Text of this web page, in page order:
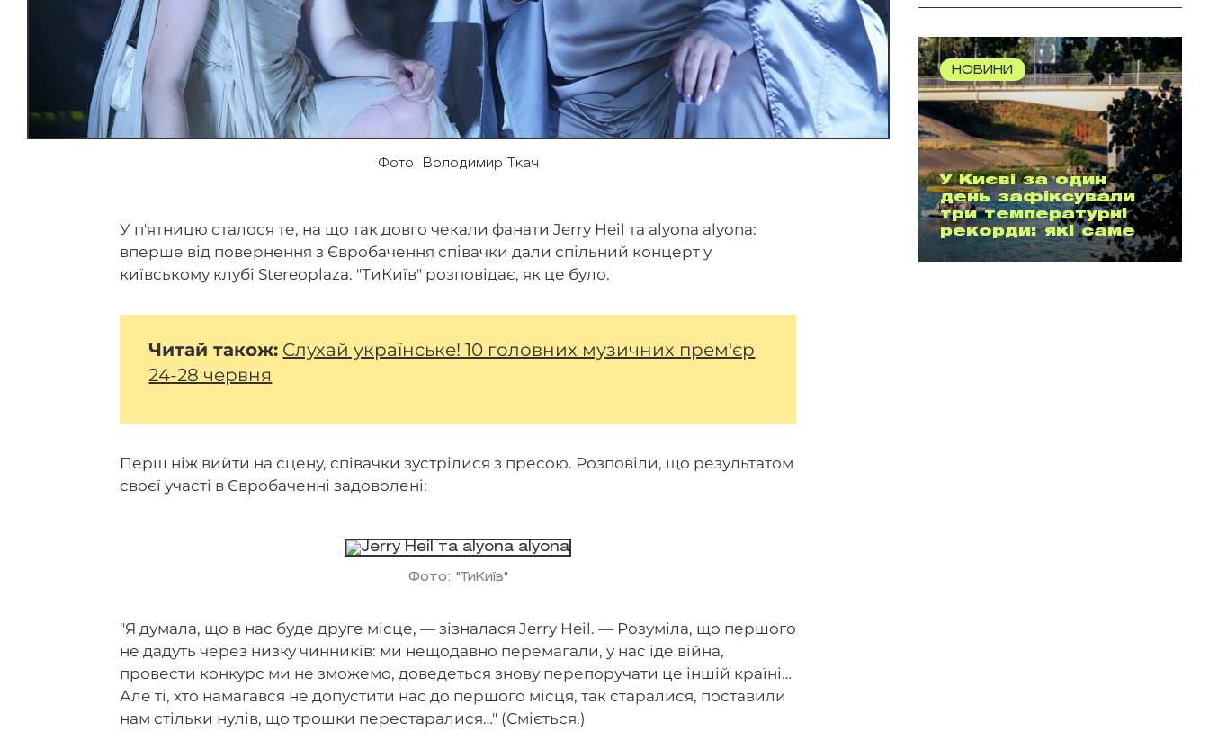
Фото: Володимир Ткач
У п'ятницю сталося те, на що так довго чекали фанати Jerry Heil та alyona alyona:
вперше від повернення з Євробачення співачки дали спільний концерт у
київському клубі Stereoplaza. "ТиКиїв" розповідає, як це було.
Читай також: Слухай українське! 10 головних музичних прем'єр
24-28 червня
Перш ніж вийти на сцену, співачки зустрілися з пресою. Розповіли, що результатом
своєї участі в Євробаченні задоволені:
Фото: "ТиКиїв"
"Я думала, що в нас буде друге місце, — зізналася Jerry Heil. — Розуміла, що першого
не дадуть через низку чинників: ми нещодавно перемагали, у нас іде війна,
провести конкурс ми не зможемо, доведеться знову перепоручати це іншій країні…
Але ті, хто намагався не допустити нас до першого місця, так старалися, поставили
нам стільки нулів, що трошки перестаралися…" (Сміється.)
НОВИНИ
У Києві за один
день зафіксували
три температурні
рекорди: які саме